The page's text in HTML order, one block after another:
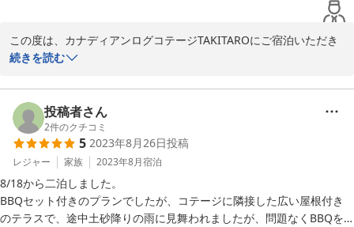
団でした。静かでぐっすり眠ってしまいチェックアウト時間に間に合わ
なくなるところでした。別荘を持てないし、なかなか利用することもな
いので、こうして旅行で別荘気分を味わえるは最高でした。また利用さ
せていただきたいと思っています。
この度は、カナディアンログコテージTAKITAROにご宿泊いただき
まして、誠にありがとうございました。素敵な口コミ投稿もありが
と、とても嬉しく思います。また、別荘気分を味わってもらえてよ
かったです。これからもお客様の別荘としてご利用ください。また
のご利用を心より歓迎申し上げます。
2024-01-16
続きを読む
投稿者さん
2件のクチコミ
5 2023年8月26日投稿
レジャー 家族 2023年8月宿泊
8/18から二泊しました。
BBQセット付きのプランでしたが、コテージに隣接した広い屋根付き
のテラスで、途中土砂降りの雨に見舞われましたが、問題なくBBQを